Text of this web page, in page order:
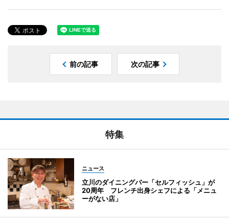
前の記事 次の記事
特集
ニュース
立川のダイニングバー「セルフィッシュ」が
20周年 フレンチ出身シェフによる「メニュ
ーがない店」